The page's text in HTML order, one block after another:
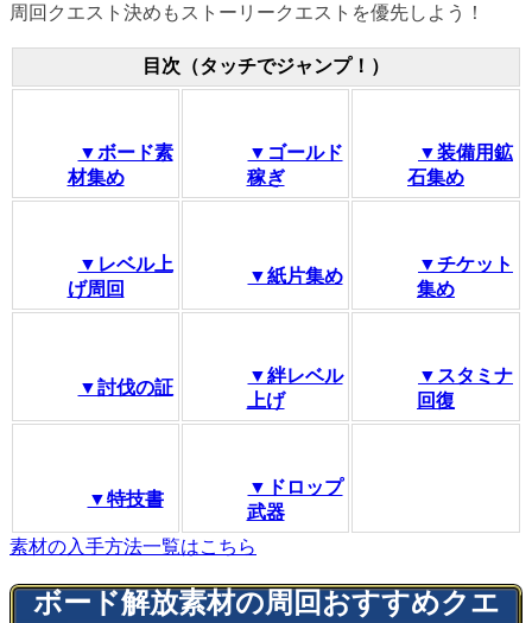
周回クエスト決めもストーリークエストを優先しよう！
目次（タッチでジャンプ！）
▼ボード素
材集め
▼ゴールド
稼ぎ
▼装備用鉱
石集め
▼レベル上
げ周回
▼紙片集め
▼チケット
集め
▼討伐の証
▼絆レベル
上げ
▼スタミナ
回復
▼特技書
▼ドロップ
武器
素材の入手方法一覧はこちら
ボード解放素材の周回おすすめクエ